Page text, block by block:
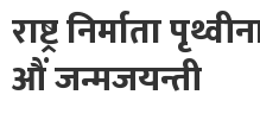
राष्ट्र निर्माता
औं जन्मजयन्ती